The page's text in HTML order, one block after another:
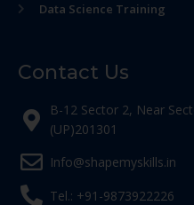
Data Science Training
Contact Us
B-12 Sector 2, Near
(UP)201301
Info@shapemyskills.in
Tel.: +91-9873922226